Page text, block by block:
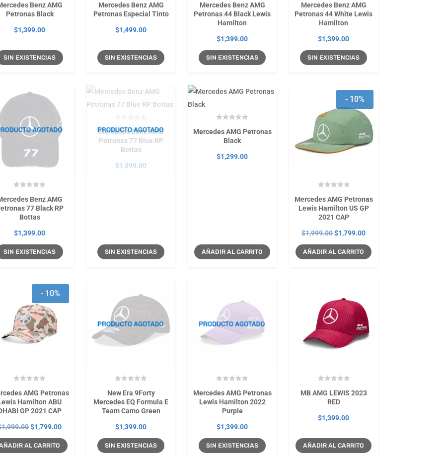
Benz AMG
Petronas Black
$1,399.00
SIN EXISTENCIAS
Mercedes Benz AMG
Petronas Especial Tinto
$1,499.00
SIN EXISTENCIAS
Mercedes Benz AMG
Petronas 44 Black Lewis
Hamilton
$1,399.00
SIN EXISTENCIAS
Mercedes Benz AMG
Petronas 44 White Lewis
Hamilton
$1,399.00
SIN EXISTENCIAS
Benz AMG
77 Black RP
Bottas
$1,399.00
SIN EXISTENCIAS
Mercedes Benz AMG
Petronas 77 Blue RP
Bottas
$1,399.00
SIN EXISTENCIAS
Mercedes AMG Petronas
Black
$1,299.00
AÑADIR AL CARRITO
- 10%
Mercedes AMG Petronas
Lewis Hamilton US GP
2021 CAP
$1,999.00El
precio
original
$1,799.00El
precio
actual
AÑADIR AL CARRITO
- 10%
AMG Petronas
Hamilton ABU
GP 2021 CAP
1,999.00El
precio
original
$1,799.00El
precio
actual
AL CARRITO
New Era 9Forty
Mercedes EQ Formula E
Team Camo Green
$1,399.00
SIN EXISTENCIAS
Mercedes AMG Petronas
Lewis Hamilton 2022
Purple
$1,399.00
SIN EXISTENCIAS
MB AMG LEWIS 2023
RED
$1,399.00
AÑADIR AL CARRITO